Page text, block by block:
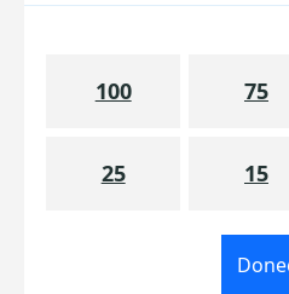
100 75
25 15